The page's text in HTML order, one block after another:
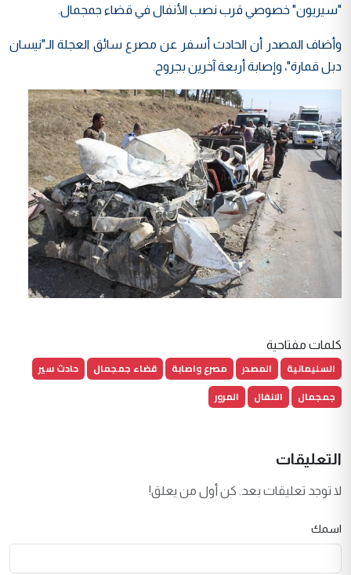
"سيريون" خصوصي قرب نصب الأنفال في قضاء جمجمال.
وأضاف المصدر أن الحادث أسفر عن مصرع سائق العجلة الـ"نيسان
دبل قمارة"، وإصابة أربعة آخرين بجروح.
كلمات مفتاحية
السليمانية المصدر مصرع واصابة قضاء جمجمال
حادث سير
جمجمال
الانفال المرور
التعليقات
لا توجد تعليقات بعد. كن أول من يعلق!
اسمك